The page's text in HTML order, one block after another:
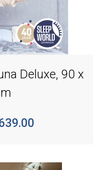
Deluxe, 90 x